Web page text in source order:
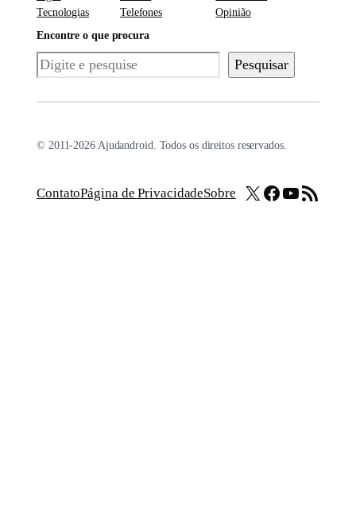
Tecnologias
Telefones
Opinião
Encontre o que procura
Pesquisar Pesquisar
© 2011-2026 Ajudandroid. Todos os direitos reservados.
ContatoPágina de PrivacidadeSobre X Facebook
Youtube
Feed RSS